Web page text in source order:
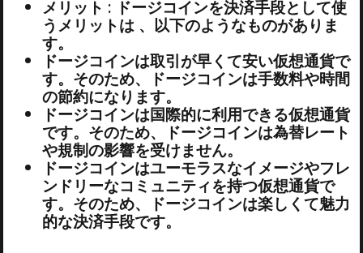
メリット : ドージコインを決済手段として使
うメリットは 、以下のようなものがありま
す。
ドージコインは取引が早くて安い仮想通貨で
す。そのため、ドージコインは手数料や時間
の節約になります。
ドージコインは国際的に利用できる仮想通貨
です。そのため、ドージコインは為替レート
や規制の影響を受けません。
ドージコインはユーモラスなイメージやフレ
ンドリーなコミュニティを持つ仮想通貨で
す。そのため、ドージコインは楽しくて魅力
的な決済手段です。